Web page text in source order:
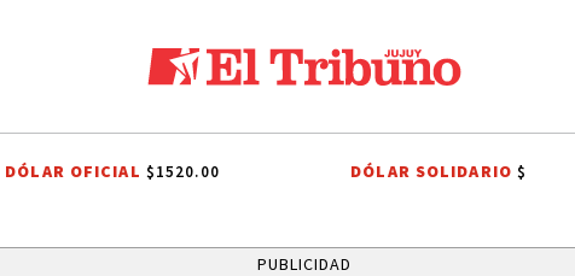
PRIVADA LEY DE TIERRAS CANDELA ARIZAGA TALLERES DE
DÓLAR OFICIAL $1520.00 DÓLAR SOLIDARIO$
PUBLICIDAD